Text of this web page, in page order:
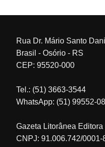
Rua Dr. Mário Santo
Brasil - Osório - RS
CEP: 95520-000
Tel.: (51) 3663-3544
WhatsApp: (51) 99552-
Gazeta Litorânea
CNPJ: 91.006.742/0001-